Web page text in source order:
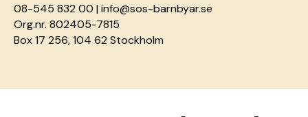
08-545 832 00 |info@sos-barnbyar.se
Org.nr. 802405-7815
Box 17 256, 104 62 Stockholm